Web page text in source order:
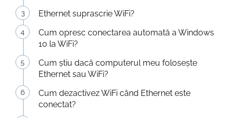
Ethernet suprascrie WiFi?
Cum opresc conectarea automată a Windows
10 la WiFi?
Cum știu dacă computerul meu folosește
Ethernet sau WiFi?
Cum dezactivez WiFi când Ethernet este
conectat?